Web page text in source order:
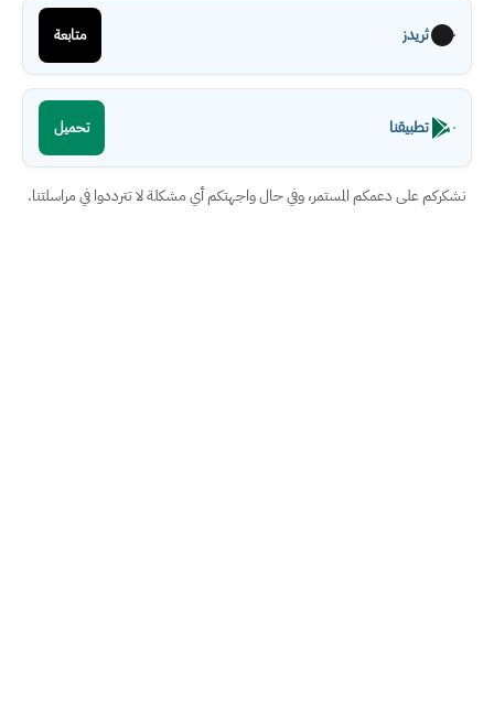
ثريدز متابعة
تطبيقنا تحميل
نشكركم على دعمكم المستمر، وفي حال واجهتكم أي مشكلة لا تترددوا في مراسلتنا.